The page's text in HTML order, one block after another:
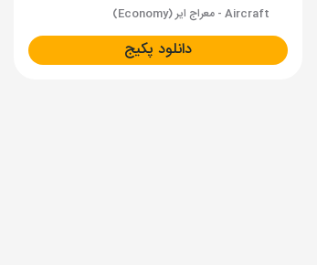
Aircraft - معراج ایر (Economy)
دانلود پکیج